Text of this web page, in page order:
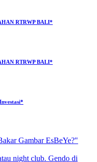
RTRWP BALI*
RTRWP BALI*
Gambar EsBeYe?"
night club. Gendo di